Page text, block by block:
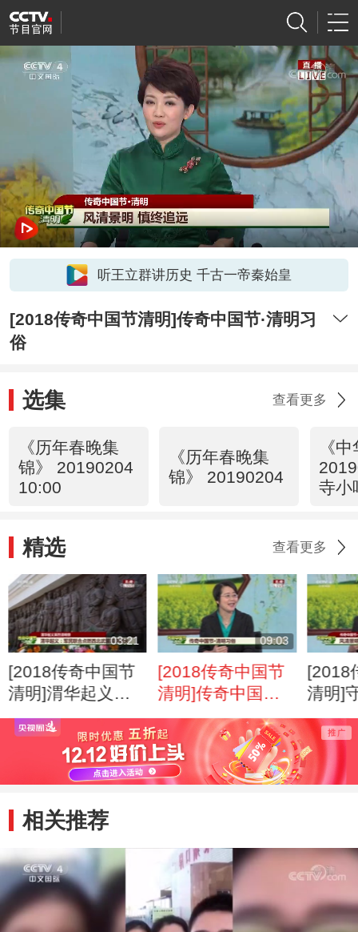
听王立群讲历史 千古一帝秦始皇
[2018传奇中国节清明]传奇中国节·清明习
俗
选集 查看更多
《历年春晚集
锦》 20190204
10:00
《历年春晚集
锦》 20190204
《
寺小
精选 查看更多
03:21
[2018传奇中国节
清明]渭华起义英
烈清明祭
09:03
[2018传奇中国节
清明]传奇中国节·
清明习俗
[2018
清明]
神家
文化
相关推荐